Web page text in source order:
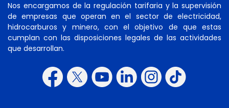
Nos encargamos de la regulación tarifaria y la supervisión
de empresas que operan en el sector de electricidad,
hidrocarburos y minero, con el objetivo de que estas
cumplan con las disposiciones legales de las actividades
que desarrollan.